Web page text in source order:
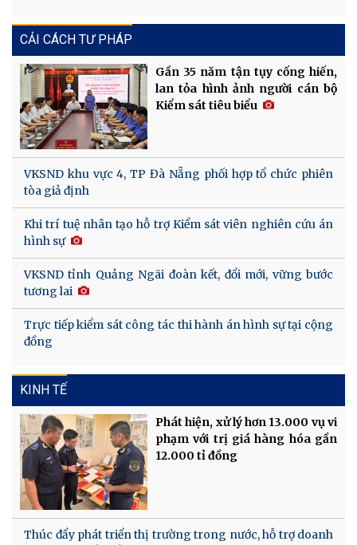
CẢI CÁCH TƯ PHÁP
Gần 35 năm tận tụy cống hiến,
lan tỏa hình ảnh người cán bộ
Kiểm sát tiêu biểu
VKSND khu vực 4, TP Đà Nẵng phối hợp tổ chức phiên
tòa giả định
Khi trí tuệ nhân tạo hỗ trợ Kiểm sát viên nghiên cứu án
hình sự
VKSND tỉnh Quảng Ngãi đoàn kết, đổi mới, vững bước
tương lai
Trực tiếp kiểm sát công tác thi hành án hình sự tại cộng
đồng
KINH TẾ
Phát hiện, xử lý hơn 13.000 vụ vi
phạm với trị giá hàng hóa gần
12.000 tỉ đồng
Thúc đẩy phát triển thị trường trong nước, hỗ trợ doanh